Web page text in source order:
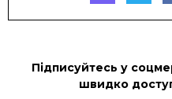
Підписуйтесь у
швидко